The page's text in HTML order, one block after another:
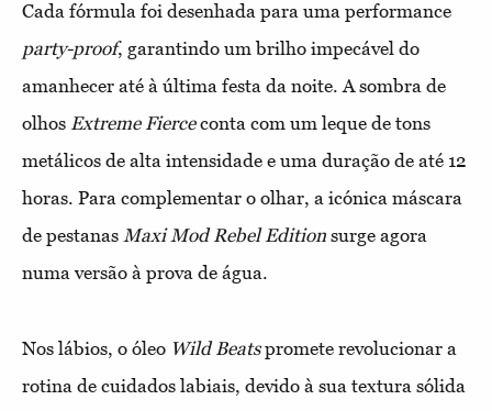
Cada fórmula foi desenhada para uma performance
party-proof, garantindo um brilho impecável do
amanhecer até à última festa da noite. A sombra de
olhos Extreme Fierceconta com um leque de tons
metálicos de alta intensidade e uma duração de até 12
horas. Para complementar o olhar, a icónica máscara
de pestanas Maxi Mod Rebel Edition surge agora
numa versão à prova de água.
Nos lábios, o óleo Wild Beatspromete revolucionar a
rotina de cuidados labiais, devido à sua textura sólida